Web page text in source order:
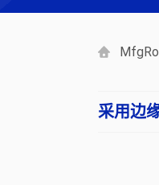
采用边